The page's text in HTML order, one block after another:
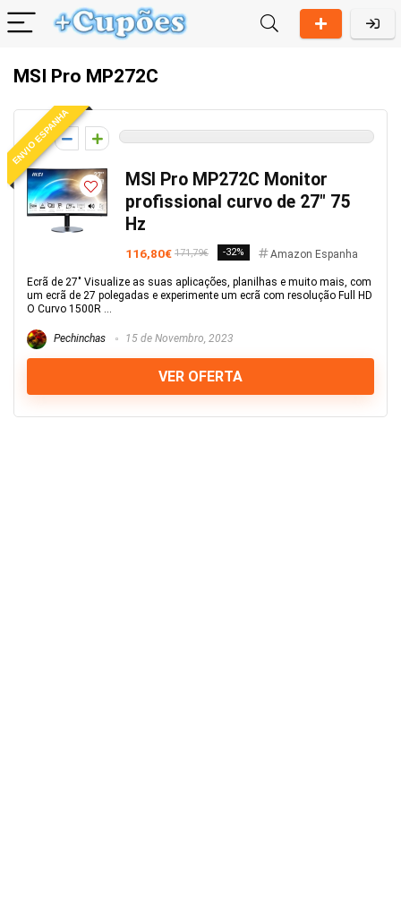
MSI Pro MP272C
ENVIO ESPANHA
0
MSI Pro MP272C Monitor
profissional curvo de 27″ 75
Hz
116,80€ 171,79€ -32% Amazon Espanha
Ecrã de 27" Visualize as suas aplicações, planilhas e muito mais, com
um ecrã de 27 polegadas e experimente um ecrã com resolução Full HD
O Curvo 1500R ...
Pechinchas 15 de Novembro, 2023
VER OFERTA